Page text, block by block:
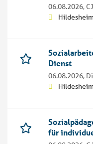
06.08.2026,
Hildesheim
Dienst
06.08.2026,
Hildesheim
für